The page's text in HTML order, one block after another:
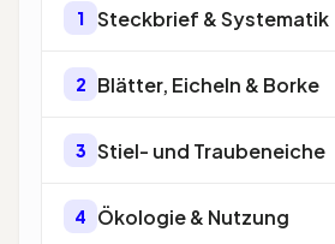
1 Steckbrief & Systematik
2 Blätter, Eicheln & Borke
3 Stiel- und Traubeneiche
4 Ökologie & Nutzung